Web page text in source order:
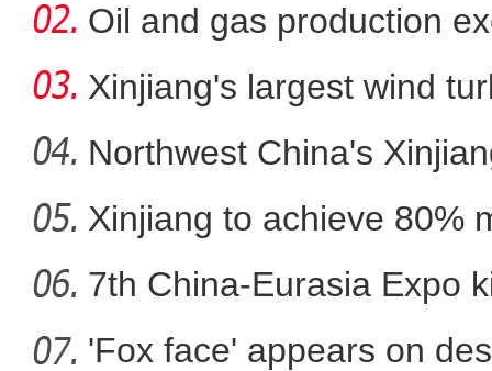
又获央视新闻关注！这
Oil and gas production
metr
Xinjiang's largest wind
Northwest China's
Xinjiang to achieve 80%
in
7th China-Eurasia Expo
'Fox face' appears on